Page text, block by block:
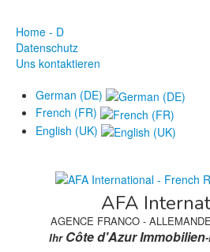
Home - D
Datenschutz
Uns kontaktieren
German (DE)
French (FR)
English (UK)
AFA
AGENCE FRANCO -
Ihr Côte d'Azur Immobilien